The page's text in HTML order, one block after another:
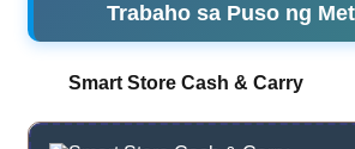
Trabaho sa Puso ng
Smart Store Cash & Carry